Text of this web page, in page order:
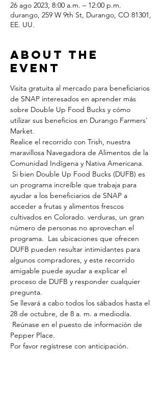
26 ago 2023, 8:00 a.m. – 12:00 p.m.
durango, 259 W 9th St, Durango, CO 81301,
EE. UU.
About the
Event
Visita gratuita al mercado para beneficiarios
de SNAP interesados en aprender más
sobre Double Up Food Bucks y cómo
utilizar sus beneficios en Durango Farmers'
Market.
Realice el recorrido con Trish, nuestra
maravillosa Navegadora de Alimentos de la
Comunidad Indígena y Nativa Americana.
Si bien Double Up Food Bucks (DUFB) es
un programa increíble que trabaja para
ayudar a los beneficiarios de SNAP a
acceder a frutas y alimentos frescos
cultivados en Colorado. verduras, un gran
número de personas no aprovechan el
programa.  Las ubicaciones que ofrecen
DUFB pueden resultar intimidantes para
algunos compradores, y este recorrido
amigable puede ayudar a explicar el
proceso de DUFB y responder cualquier
pregunta.
Se llevará a cabo todos los sábados hasta el
28 de octubre, de 8 a. m. a mediodía.
Reúnase en el puesto de información de
Pepper Place.
Por favor regístrese con anticipación.